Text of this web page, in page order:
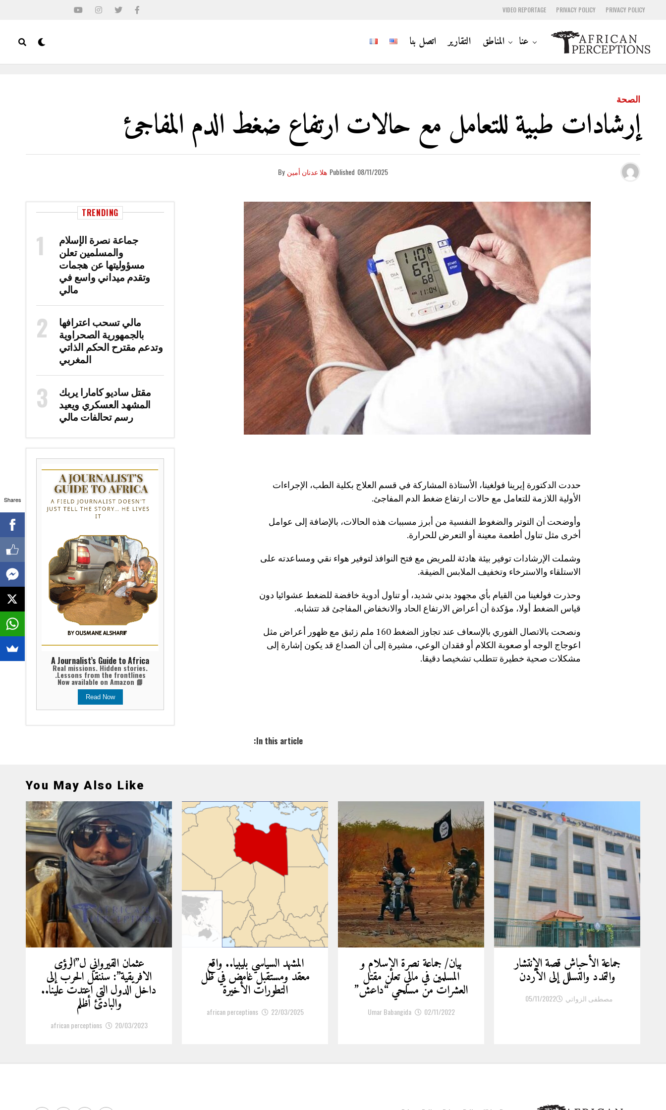
PRIVACY POLICY
PRIVACY POLICY
VIDEO REPORTAGE
عنا المناطق التقارير اتصل بنا
الصحة
إرشادات طبية للتعامل مع حالات ارتفاع ضغط الدم المفاجئ
By هلا عدنان أمين Published 08/11/2025
حددت الدكتورة إيرينا فولغينا، الأستاذة المشاركة في قسم العلاج بكلية الطب، الإجراءات
الأولية اللازمة للتعامل مع حالات ارتفاع ضغط الدم المفاجئ.
وأوضحت أن التوتر والضغوط النفسية من أبرز مسببات هذه الحالات، بالإضافة إلى عوامل
أخرى مثل تناول أطعمة معينة أو التعرض للحرارة.
وشملت الإرشادات توفير بيئة هادئة للمريض مع فتح النوافذ لتوفير هواء نقي ومساعدته على
الاستلقاء والاسترخاء وتخفيف الملابس الضيقة.
وحذرت فولغينا من القيام بأي مجهود بدني شديد، أو تناول أدوية خافضة للضغط عشوائيا دون
قياس الضغط أولا، مؤكدة أن أعراض الارتفاع الحاد والانخفاض المفاجئ قد تتشابه.
ونصحت بالاتصال الفوري بالإسعاف عند تجاوز الضغط 160 ملم زئبق مع ظهور أعراض مثل
اعوجاج الوجه أو صعوبة الكلام أو فقدان الوعي، مشيرة إلى أن الصداع قد يكون إشارة إلى
مشكلات صحية خطيرة تتطلب تشخيصا دقيقا.
In this article:
TRENDING
جماعة نصرة الإسلام
والمسلمين تعلن
مسؤوليتها عن هجمات
وتقدم ميداني واسع في
مالي
مالي تسحب اعترافها
بالجمهورية الصحراوية
وتدعم مقترح الحكم الذاتي
المغربي
مقتل ساديو كامارا يربك
المشهد العسكري ويعيد
رسم تحالفات مالي
A Journalist’s Guide to Africa
Real missions. Hidden stories.
Lessons from the frontlines.
📘 Now available on Amazon
Read Now
You May Also Like
جماعة الأحباش قصة الإنتشار
والتمدد والتسلل إلى الأردن
مصطفى الزواتي 05/11/2022
بيان/ جماعة نصرة الإسلام و
المسلمين في مالي تعلن مقتل
العشرات من مسلحي “داعش”
Umar Babangida 02/11/2022
المشهد السياسي بليبيا.. واقع
معقد ومستقبل غامض في ظل
التطورات الأخيرة
african perceptions 22/03/2025
عثمان القيرواني ل”الرؤى
الافريقية”: سننقل الحرب إلى
داخل الدول التي اعتدت علينا..
والبادئ أظلم
african perceptions 20/03/2023
Shares